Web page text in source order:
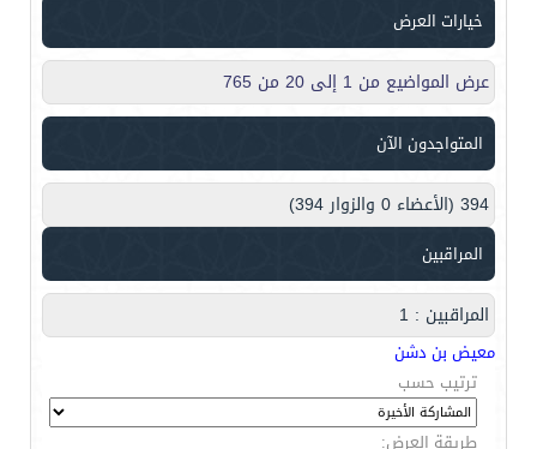
خيارات العرض
عرض المواضيع من 1 إلى 20 من 765
المتواجدون الآن
394 (الأعضاء 0 والزوار 394)
المراقبين
المراقبين : 1
معيض بن دشن
ترتيب حسب
طريقة العرض: